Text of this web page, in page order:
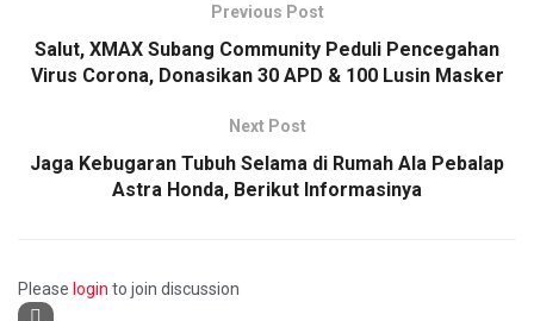
Previous Post
Salut, XMAX Subang Community Peduli Pencegahan
Virus Corona, Donasikan 30 APD & 100 Lusin Masker
Next Post
Jaga Kebugaran Tubuh Selama di Rumah Ala Pebalap
Astra Honda, Berikut Informasinya
Please login to join discussion